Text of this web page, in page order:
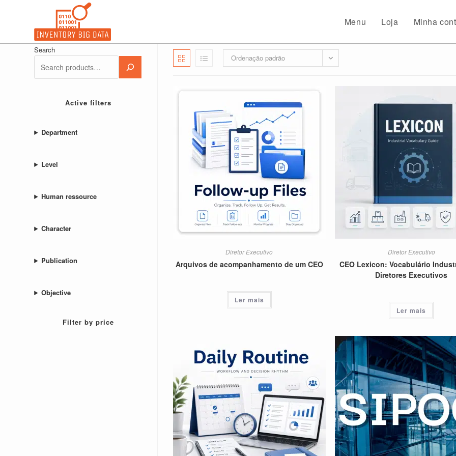
conteúdo
Menu Loja Minha
Ordenação padrão
Diretor Executivo
Arquivos de acompanhamento de um CEO
Ler mais
Diretor Executivo
CEO Lexicon: Vocabulário
Diretores Executivos
Ler mais
Search
Active filters
Department
Level
Human ressource
Character
Publication
Objective
Filter by price